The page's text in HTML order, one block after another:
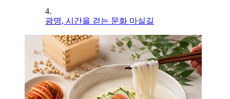
4.
광명, 시간을 걷는 문화 마실길